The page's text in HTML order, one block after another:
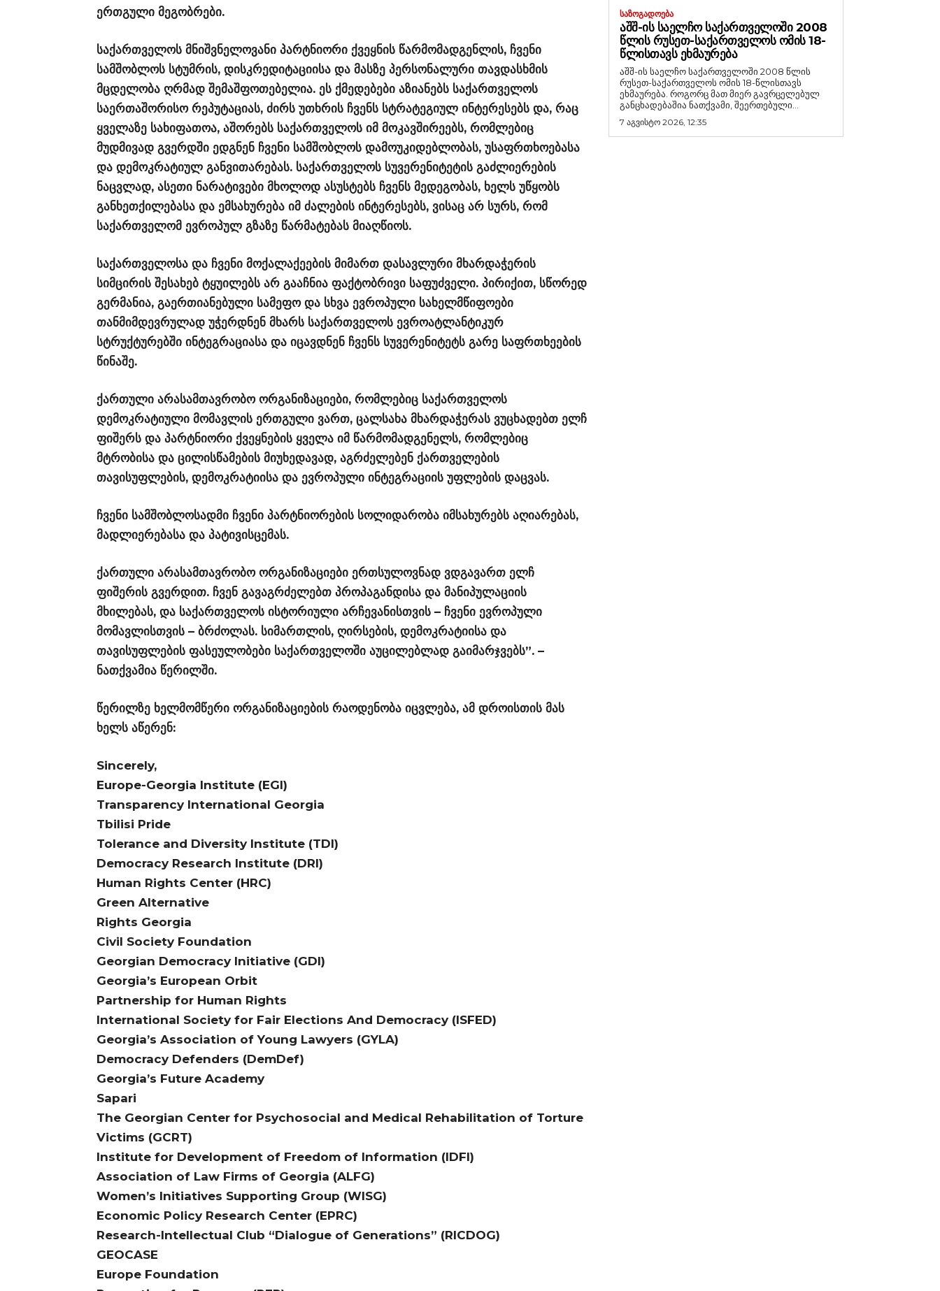
ერთგული მეგობრები.
საქართველოს მნიშვნელოვანი პარტნიორი ქვეყნის წარმომადგენლის, ჩვენი
სამშობლოს სტუმრის, დისკრედიტაციისა და მასზე პერსონალური თავდასხმის
მცდელობა ღრმად შემაშფოთებელია. ეს ქმედებები აზიანებს საქართველოს
საერთაშორისო რეპუტაციას, ძირს უთხრის ჩვენს სტრატეგიულ ინტერესებს და, რაც
ყველაზე სახიფათოა, აშორებს საქართველოს იმ მოკავშირეებს, რომლებიც
მუდმივად გვერდში ედგნენ ჩვენი სამშობლოს დამოუკიდებლობას, უსაფრთხოებასა
და დემოკრატიულ განვითარებას. საქართველოს სუვერენიტეტის გაძლიერების
ნაცვლად, ასეთი ნარატივები მხოლოდ ასუსტებს ჩვენს მედეგობას, ხელს უწყობს
განხეთქილებასა და ემსახურება იმ ძალების ინტერესებს, ვისაც არ სურს, რომ
საქართველომ ევროპულ გზაზე წარმატებას მიაღწიოს.
საქართველოსა და ჩვენი მოქალაქეების მიმართ დასავლური მხარდაჭერის
სიმცირის შესახებ ტყუილებს არ გააჩნია ფაქტობრივი საფუძველი. პირიქით, სწორედ
გერმანია, გაერთიანებული სამეფო და სხვა ევროპული სახელმწიფოები
თანმიმდევრულად უჭერდნენ მხარს საქართველოს ევროატლანტიკურ
სტრუქტურებში ინტეგრაციასა და იცავდნენ ჩვენს სუვერენიტეტს გარე საფრთხეების
წინაშე.
ქართული არასამთავრობო ორგანიზაციები, რომლებიც საქართველოს
დემოკრატიული მომავლის ერთგული ვართ, ცალსახა მხარდაჭერას ვუცხადებთ ელჩ
ფიშერს და პარტნიორი ქვეყნების ყველა იმ წარმომადგენელს, რომლებიც
მტრობისა და ცილისწამების მიუხედავად, აგრძელებენ ქართველების
თავისუფლების, დემოკრატიისა და ევროპული ინტეგრაციის უფლების დაცვას.
ჩვენი სამშობლოსადმი ჩვენი პარტნიორების სოლიდარობა იმსახურებს აღიარებას,
მადლიერებასა და პატივისცემას.
ქართული არასამთავრობო ორგანიზაციები ერთსულოვნად ვდგავართ ელჩ
ფიშერის გვერდით. ჩვენ გავაგრძელებთ პროპაგანდისა და მანიპულაციის
მხილებას, და საქართველოს ისტორიული არჩევანისთვის – ჩვენი ევროპული
მომავლისთვის – ბრძოლას. სიმართლის, ღირსების, დემოკრატიისა და
თავისუფლების ფასეულობები საქართველოში აუცილებლად გაიმარჯვებს”. –
ნათქვამია წერილში.
წერილზე ხელმომწერი ორგანიზაციების რაოდენობა იცვლება, ამ დროისთის მას
ხელს აწერენ:
Sincerely,
Europe-Georgia Institute (EGI)
Transparency International Georgia
Tbilisi Pride
Tolerance and Diversity Institute (TDI)
Democracy Research Institute (DRI)
Human Rights Center (HRC)
Green Alternative
Rights Georgia
Civil Society Foundation
Georgian Democracy Initiative (GDI)
Georgia’s European Orbit
Partnership for Human Rights
International Society for Fair Elections And Democracy (ISFED)
Georgia’s Association of Young Lawyers (GYLA)
Democracy Defenders (DemDef)
Georgia’s Future Academy
Sapari
The Georgian Center for Psychosocial and Medical Rehabilitation of Torture
Victims (GCRT)
Institute for Development of Freedom of Information (IDFI)
Association of Law Firms of Georgia (ALFG)
Women’s Initiatives Supporting Group (WISG)
Economic Policy Research Center (EPRC)
Research-Intellectual Club “Dialogue of Generations” (RICDOG)
GEOCASE
Europe Foundation
ᲡᲐᲖᲝᲒᲐᲓᲝᲔᲑᲐ
ᲐᲨᲨ-ᲘᲡ ᲡᲐᲔᲚᲩᲝ ᲡᲐᲥᲐᲠᲗᲕᲔᲚᲝᲨᲘ 2008
ᲬᲚᲘᲡ ᲠᲣᲡᲔᲗ-ᲡᲐᲥᲐᲠᲗᲕᲔᲚᲝᲡ ᲝᲛᲘᲡ 18-
ᲬᲚᲘᲡᲗᲐᲕᲡ ᲔᲮᲛᲐᲣᲠᲔᲑᲐ
აშშ-ის საელჩო საქართველოში 2008 წლის
რუსეთ-საქართველოს ომის 18-წლისთავს
ეხმაურება. როგორც მათ მიერ გავრცელებულ
განცხადებაშია ნათქვამი, შეერთებული...
7 აგვისტო 2026, 12:35